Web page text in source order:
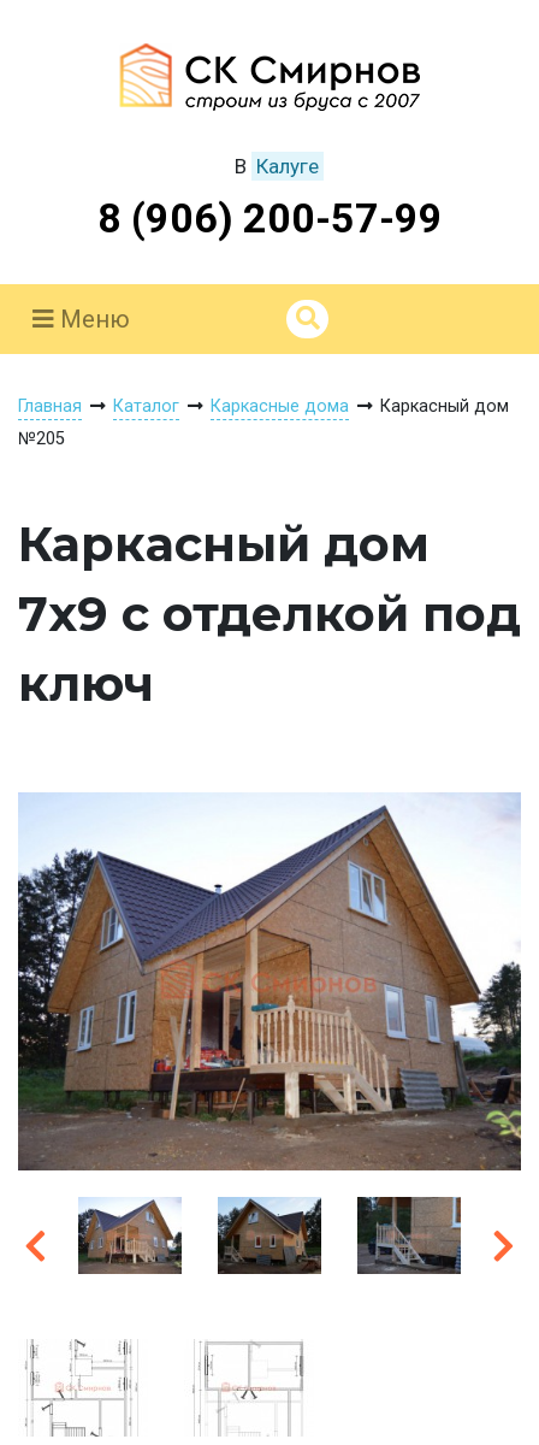
В Калуге
8 (906) 200-57-99
Меню
Главная Каталог Каркасные дома
Каркасный дом
№205
Каркасный дом
7х9 с отделкой под
ключ